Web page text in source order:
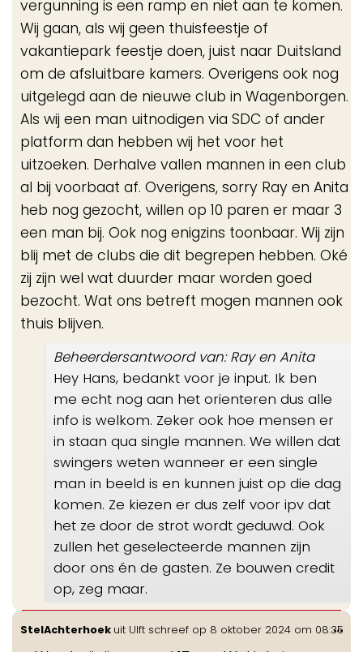
vergunning is een ramp en niet aan te komen.
Wij gaan, als wij geen thuisfeestje of
vakantiepark feestje doen, juist naar Duitsland
om de afsluitbare kamers. Overigens ook nog
uitgelegd aan de nieuwe club in Wagenborgen.
Als wij een man uitnodigen via SDC of ander
platform dan hebben wij het voor het
uitzoeken. Derhalve vallen mannen in een club
al bij voorbaat af. Overigens, sorry Ray en Anita
heb nog gezocht, willen op 10 paren er maar 3
een man bij. Ook nog enigzins toonbaar. Wij zijn
blij met de clubs die dit begrepen hebben. Oké
zij zijn wel wat duurder maar worden goed
bezocht. Wat ons betreft mogen mannen ook
thuis blijven.
Beheerdersantwoord van: Ray en Anita
Hey Hans, bedankt voor je input. Ik ben
me echt nog aan het orienteren dus alle
info is welkom. Zeker ook hoe mensen er
in staan qua single mannen. We willen dat
swingers weten wanneer er een single
man in beeld is en kunnen juist op die dag
komen. Ze kiezen er dus zelf voor ipv dat
het ze door de strot wordt geduwd. Ook
zullen het geselecteerde mannen zijn
door ons én de gasten. Ze bouwen credit
op, zeg maar.
StelAchterhoek uit Ulft schreef op 8 oktober 2024 om 08:35
...